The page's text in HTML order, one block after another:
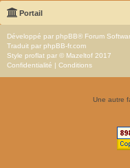
Portail
Développé par phpBB® Forum
Traduit par phpBB-fr.com
Style proflat par © Mazeltof 2017
Confidentialité | Conditions
Une autre